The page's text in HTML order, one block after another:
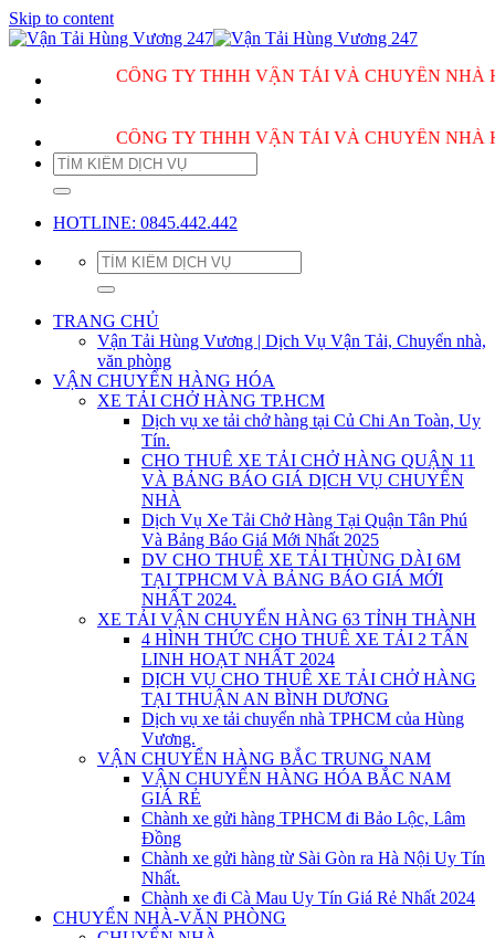
Skip to content
CÔNG TY THHH VẬN TẢI VÀ CHUYỂN NHÀ HÙNG
CÔNG TY THHH VẬN TẢI VÀ CHUYỂN NHÀ HÙNG
HOTLINE: 0845.442.442
TRANG CHỦ
Vận Tải Hùng Vương | Dịch Vụ Vận Tải, Chuyển nhà,
văn phòng
VẬN CHUYỂN HÀNG HÓA
XE TẢI CHỞ HÀNG TP.HCM
Dịch vụ xe tải chở hàng tại Củ Chi An Toàn, Uy
Tín.
CHO THUÊ XE TẢI CHỞ HÀNG QUẬN 11
VÀ BẢNG BÁO GIÁ DỊCH VỤ CHUYỂN
NHÀ
Dịch Vụ Xe Tải Chở Hàng Tại Quận Tân Phú
Và Bảng Báo Giá Mới Nhất 2025
DV CHO THUÊ XE TẢI THÙNG DÀI 6M
TẠI TPHCM VÀ BẢNG BÁO GIÁ MỚI
NHẤT 2024.
XE TẢI VẬN CHUYỂN HÀNG 63 TỈNH THÀNH
4 HÌNH THỨC CHO THUÊ XE TẢI 2 TẤN
LINH HOẠT NHẤT 2024
DỊCH VỤ CHO THUÊ XE TẢI CHỞ HÀNG
TẠI THUẬN AN BÌNH DƯƠNG
Dịch vụ xe tải chuyển nhà TPHCM của Hùng
Vương.
VẬN CHUYỂN HÀNG BẮC TRUNG NAM
VẬN CHUYỂN HÀNG HÓA BẮC NAM
GIÁ RẺ
Chành xe gửi hàng TPHCM đi Bảo Lộc, Lâm
Đồng
Chành xe gửi hàng từ Sài Gòn ra Hà Nội Uy Tín
Nhất.
Chành xe đi Cà Mau Uy Tín Giá Rẻ Nhất 2024
CHUYỂN NHÀ-VĂN PHÒNG